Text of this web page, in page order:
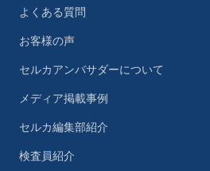
よくある質問
お客様の声
セルカアンバサダーについて
メディア掲載事例
セルカ編集部紹介
検査員紹介